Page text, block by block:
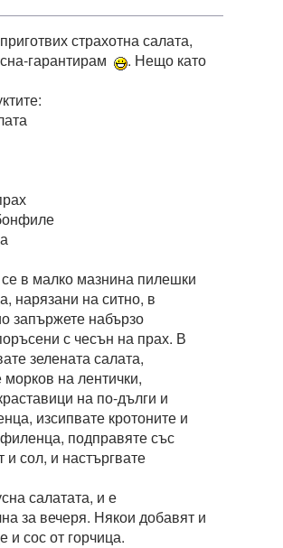
страхотна салата,
гарантирам
. Нещо като
в малко мазнина пилешки
нарязани на ситно, в
запържете набързо
с чесън на прах. В
зелената салата,
морков на лентички,
на по-дълги и
изсипвате кротоните и
подправяте със
и сол, и настъргвате
салатата, и е
за вечеря. Някои добавят и
и сос от горчица.